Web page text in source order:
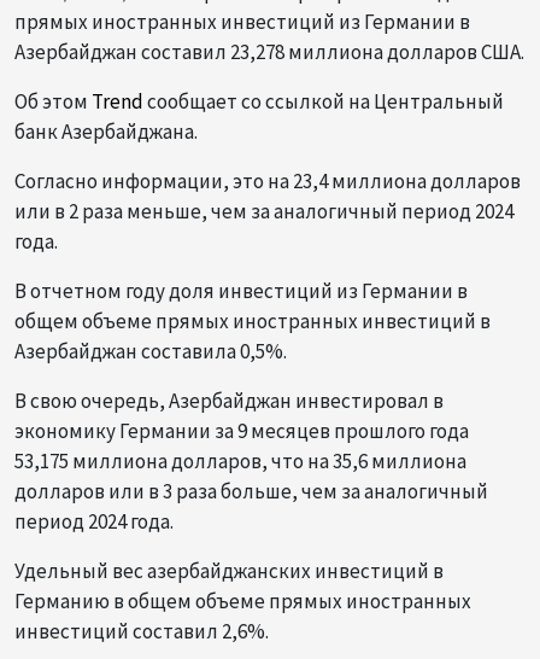
прямых иностранных инвестиций из Германии в
Азербайджан составил 23,278 миллиона долларов США.
Об этом Trendсообщает со ссылкой на Центральный
банк Азербайджана.
Согласно информации, это на 23,4 миллиона долларов
или в 2 раза меньше, чем за аналогичный период 2024
года.
В отчетном году доля инвестиций из Германии в
общем объеме прямых иностранных инвестиций в
Азербайджан составила 0,5%.
В свою очередь, Азербайджан инвестировал в
экономику Германии за 9 месяцев прошлого года
53,175 миллиона долларов, что на 35,6 миллиона
долларов или в 3 раза больше, чем за аналогичный
период 2024 года.
Удельный вес азербайджанских инвестиций в
Германию в общем объеме прямых иностранных
инвестиций составил 2,6%.